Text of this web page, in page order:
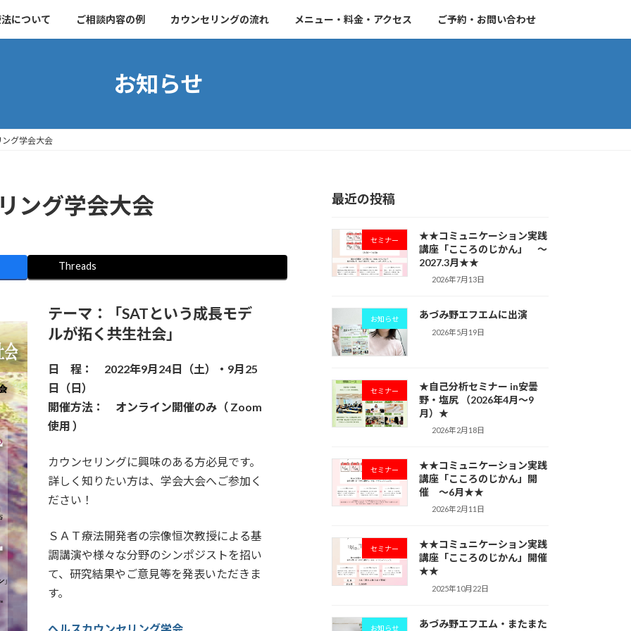
について ご相談内容の例 カウンセリングの流れ メニュー・料金・アクセス ご予約・お問い合わせ
お知らせ
グ学会大会
ング学会大会
Threads
テーマ：「SATという成長モデ
ルが拓く共生社会」
日 程： 2022年9月24日（土）・9月25
日（日）
開催方法： オンライン開催のみ（ Zoom
使用 ）
カウンセリングに興味のある方必見です。
詳しく知りたい方は、学会大会へご参加く
ださい！
ＳＡＴ療法開発者の宗像恒次教授による基
調講演や様々な分野のシンポジストを招い
て、研究結果やご意見等を発表いただきま
す。
最近の投稿
セミナー
★★コミュニケーション実践
講座「こころのじかん」 ～
2027.3月★★
2026年7月13日
お知らせ あづみ野エフエムに出演
2026年5月19日
セミナー
★自己分析セミナー in安曇
野・塩尻 （2026年4月～9
月）★
2026年2月18日
セミナー
★★コミュニケーション実践
講座「こころのじかん」開
催 ～6月★★
2026年2月11日
セミナー
★★コミュニケーション実践
講座「こころのじかん」開催
★★
2025年10月22日
お知らせ
あづみ野エフエム・またまた